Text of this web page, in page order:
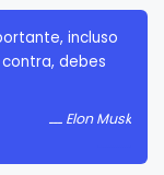
incluso
debes
Elon Musk